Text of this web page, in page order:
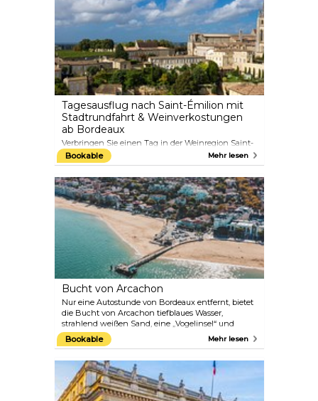
unglaublichen Architektur und seiner Geschichte
auf der Liste des UNESCO-Welterbes.
Tagesausflug nach Saint-Émilion mit
Stadtrundfahrt & Weinverkostungen
ab Bordeaux
Verbringen Sie einen Tag in der Weinregion Saint-
Émilion und Pomerol und genießen Sie
französische Rot- und Weißweine bei einem
Tagesausflug ab Bordeaux. Besuchen Sie zwei
Châteaus, um die berühmten Weine der Region zu
probieren, und schlendern Sie anschließend durch
die charmanten Straßen der mittelalterlichen Stadt
Saint-Émilion, die zum UNESCO-Weltkulturerbe
Bookable Mehr lesen
Bucht von Arcachon
Nur eine Autostunde von Bordeaux entfernt, bietet
die Bucht von Arcachon tiefblaues Wasser,
strahlend weißen Sand, eine „Vogelinsel“ und
atemberaubende Aussichten in einem
angenehmen Mikroklima. Sie hat Dichter,
inspiriert und ist ideal für einen Tag am Strand oder
eine lange Fahrradtour. Geprägt von der
Austernkultur ist sie auch ein großartiger Ort zum
Essen.
Bookable Mehr lesen